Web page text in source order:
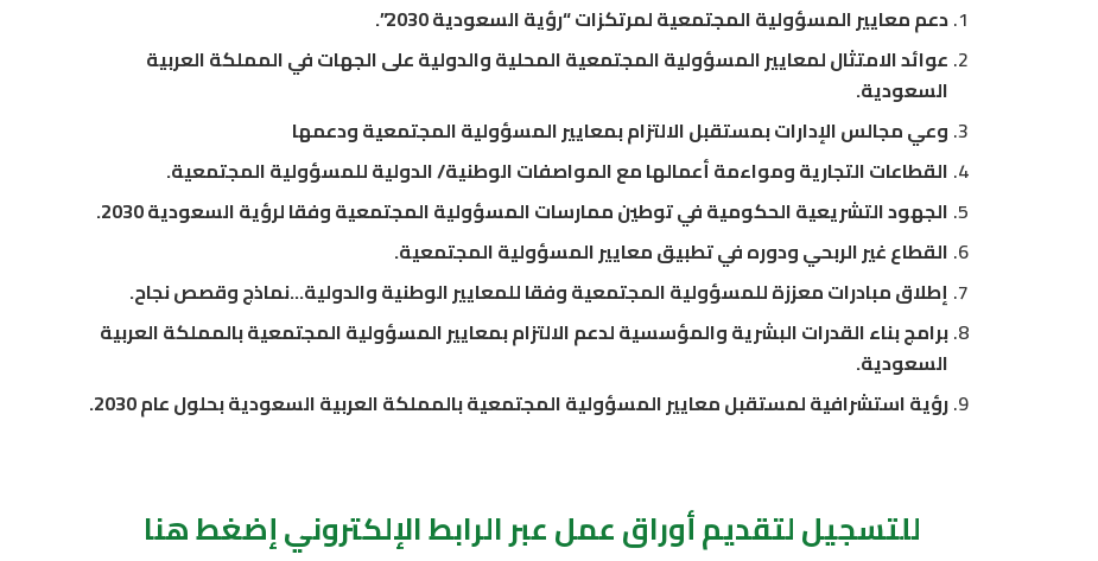
دعم معايير المسؤولية المجتمعية لمرتكزات “رؤية السعودية 2030”.
عوائد الامتثال لمعايير المسؤولية المجتمعية المحلية والدولية على الجهات في المملكة العربية
السعودية.
وعي مجالس الإدارات بمستقبل الالتزام بمعايير المسؤولية المجتمعية ودعمها
القطاعات التجارية ومواءمة أعمالها مع المواصفات الوطنية/ الدولية للمسؤولية المجتمعية.
الجهود التشريعية الحكومية في توطين ممارسات المسؤولية المجتمعية وفقا لرؤية السعودية 2030.
القطاع غير الربحي ودوره في تطبيق معايير المسؤولية المجتمعية.
إطلاق مبادرات معززة للمسؤولية المجتمعية وفقا للمعايير الوطنية والدولية…نماذج وقصص نجاح.
برامج بناء القدرات البشرية والمؤسسية لدعم الالتزام بمعايير المسؤولية المجتمعية بالمملكة العربية
السعودية.
رؤية استشرافية لمستقبل معايير المسؤولية المجتمعية بالمملكة العربية السعودية بحلول عام 2030.
للتسجيل لتقديم أوراق عمل عبر الرابط الإلكتروني إضغط هنا